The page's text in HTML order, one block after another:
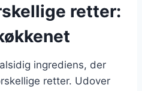
retter:
ingrediens, der
retter. Udover